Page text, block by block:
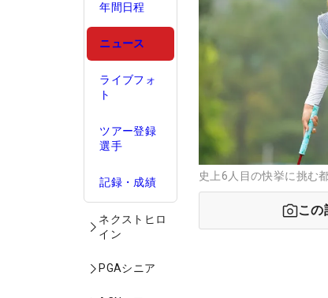
年間日程
ニュース
ライブフォ
ト
ツアー登録
選手
記録・成績
ネクストヒロ
イン
PGAシニア
史上6人目の快挙に挑む
この